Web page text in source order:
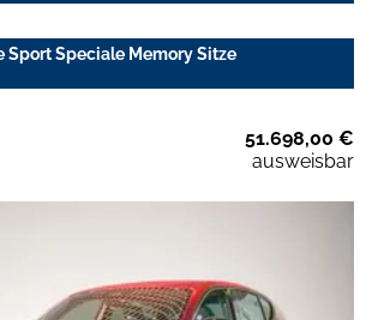
Sport Speciale Memory Sitze
51.698,00 €
ausweisbar